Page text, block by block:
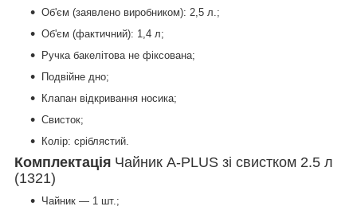
Об'єм (заявлено виробником): 2,5 л.;
Об'єм (фактичний): 1,4 л;
Ручка бакелітова не фіксована;
Подвійне дно;
Клапан відкривання носика;
Свисток;
Колір: сріблястий.
Комплектація Чайник A-PLUS зі свистком 2.5 л
(1321)
Чайник — 1 шт.;